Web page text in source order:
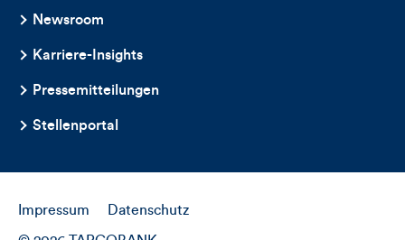
Newsroom
Karriere-Insights
Pressemitteilungen
Stellenportal
Impressum Datenschutz